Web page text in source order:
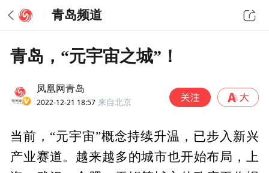
青岛频道
青岛，“元宇宙之城”！
凤凰网青岛
2022-12-21 18:57 来自北京
当前，“元宇宙”概念持续升温，已步入新兴
产业赛道。越来越多的城市也开始布局，上